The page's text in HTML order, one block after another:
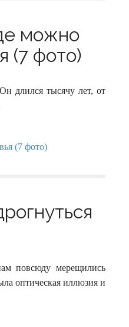
можно
(7 фото)
длился тысячу лет, от
повсюду мерещились
оптическая иллюзия и